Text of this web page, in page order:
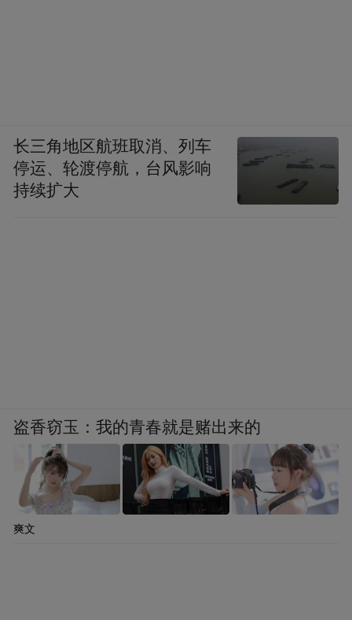
长三角地区航班取消、列车
停运、轮渡停航，台风影响
持续扩大
盗香窃玉：我的青春就是赌出来的
爽文